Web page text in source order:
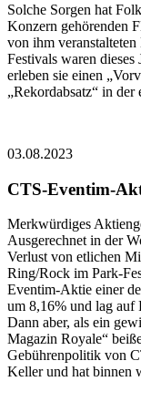
Solche Sorgen hat
Konzern gehörenden
von ihm
Festivals waren dieses
erleben sie einen
„Rekordabsatz“ in
03.08.2023
CTS-Eventim-
Merkwürdiges
Ausgerechnet in der
Verlust von etlichen
Ring/Rock im Park-
Eventim-Aktie einer
um 8,16% und lag auf
Dann aber, als ein
Magazin Royale“
Gebührenpolitik von
Keller und hat binnen